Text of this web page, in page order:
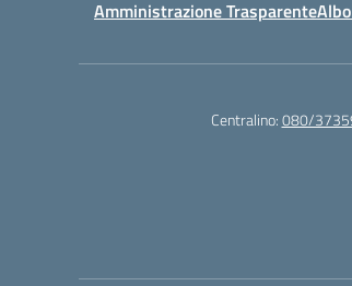
Amministrazione Trasparente
Centralino:080/